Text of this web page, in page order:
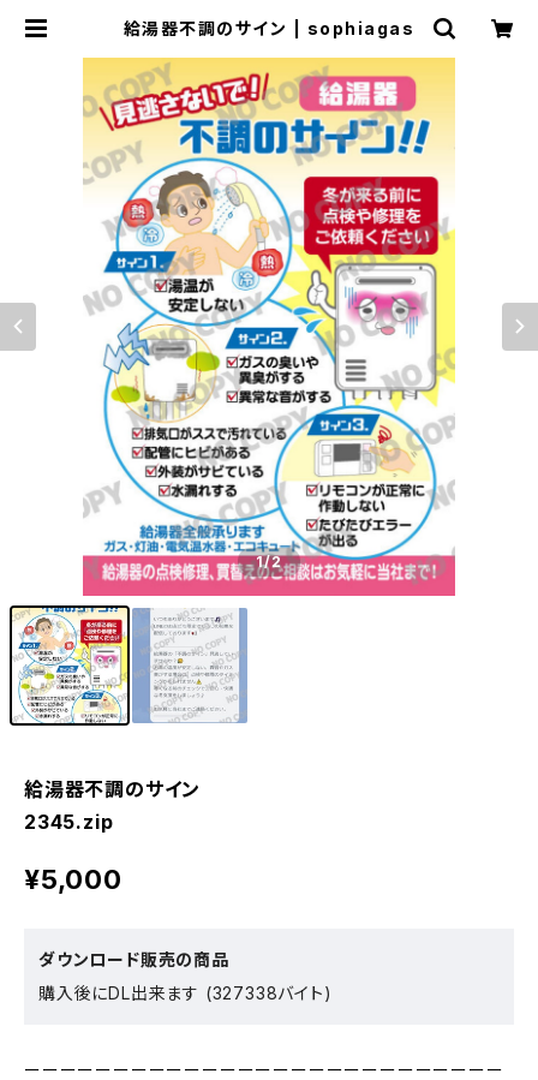
給湯器不調のサイン | sophiagas
1/2
給湯器不調のサイン
2345.zip
¥5,000
ダウンロード販売の商品
購入後にDL出来ます (327338バイト)
ーーーーーーーーーーーーーーーーーーーーーーーーーーー